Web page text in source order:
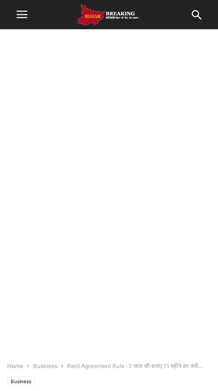
Home Business Rent Agreement Rule : 1 साल की बजाए 11 महीने का क्यों...
Business